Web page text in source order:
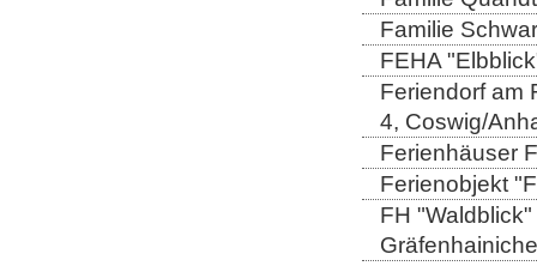
Familie
FEHA
Feriendorf am
4, Coswig/
Ferienhäuser
Ferienobjekt
FH